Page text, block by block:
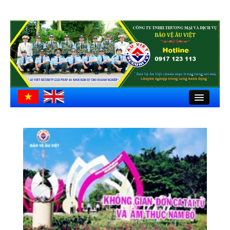
Trang chủ
Giới thiệu
Hồ sơ công ty